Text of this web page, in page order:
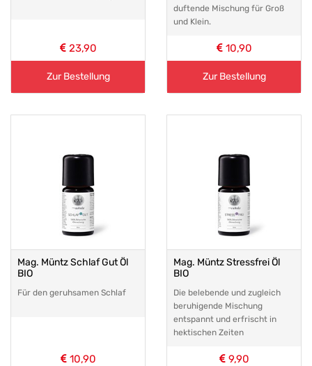
23,90
Zur Bestellung
duftende Mischung für Groß
und Klein.
10,90
Zur Bestellung
Mag. Müntz Schlaf Gut Öl
BIO
Für den geruhsamen Schlaf
10,90
Mag. Müntz Stressfrei Öl
BIO
Die belebende und zugleich
beruhigende Mischung
entspannt und erfrischt in
hektischen Zeiten
9,90